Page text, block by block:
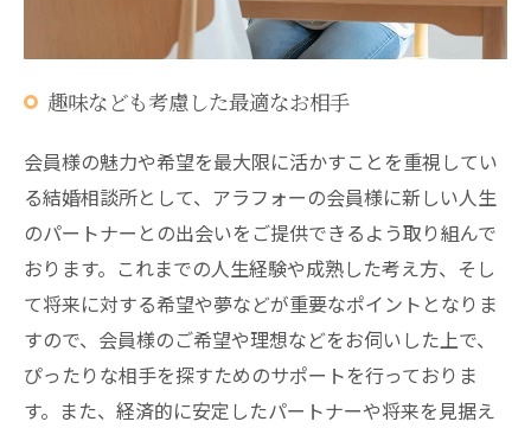
趣味なども考慮した最適なお相手
会員様の魅力や希望を最大限に活かすことを重視してい
る結婚相談所として、アラフォーの会員様に新しい人生
のパートナーとの出会いをご提供できるよう取り組んで
おります。これまでの人生経験や成熟した考え方、そし
て将来に対する希望や夢などが重要なポイントとなりま
すので、会員様のご希望や理想などをお伺いした上で、
ぴったりな相手を探すためのサポートを行っておりま
す。また、経済的に安定したパートナーや将来を見据え